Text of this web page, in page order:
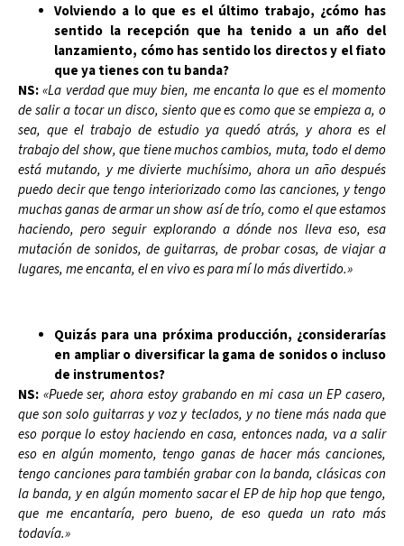
Volviendo a lo que es el último trabajo, ¿cómo has
sentido la recepción que ha tenido a un año del
lanzamiento, cómo has sentido los directos y el fiato
que ya tienes con tu banda?
NS: «La verdad que muy bien, me encanta lo que es el momento
de salir a tocar un disco, siento que es como que se empieza a, o
sea, que el trabajo de estudio ya quedó atrás, y ahora es el
trabajo del show, que tiene muchos cambios, muta, todo el demo
está mutando, y me divierte muchísimo, ahora un año después
puedo decir que tengo interiorizado como las canciones, y tengo
muchas ganas de armar un show así de trío, como el que estamos
haciendo, pero seguir explorando a dónde nos lleva eso, esa
mutación de sonidos, de guitarras, de probar cosas, de viajar a
lugares, me encanta, el en vivo es para mí lo más divertido.»
Quizás para una próxima producción, ¿considerarías
en ampliar o diversificar la gama de sonidos o incluso
de instrumentos?
NS: «Puede ser, ahora estoy grabando en mi casa un EP casero,
que son solo guitarras y voz y teclados, y no tiene más nada que
eso porque lo estoy haciendo en casa, entonces nada, va a salir
eso en algún momento, tengo ganas de hacer más canciones,
tengo canciones para también grabar con la banda, clásicas con
la banda, y en algún momento sacar el EP de hip hop que tengo,
que me encantaría, pero bueno, de eso queda un rato más
todavía.»